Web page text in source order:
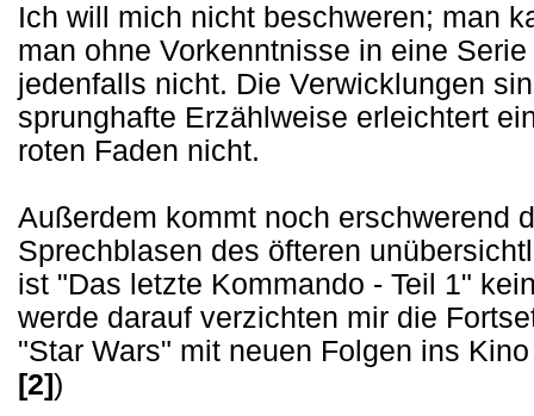
Ich will mich nicht beschweren; man
man ohne Vorkenntnisse in eine
jedenfalls nicht. Die Verwicklungen
sprunghafte Erzählweise erleichtert
roten Faden nicht.
Außerdem kommt noch erschwerend
Sprechblasen des öfteren
ist "Das letzte Kommando - Teil 1"
werde darauf verzichten mir die
"Star Wars" mit neuen Folgen ins
[2])